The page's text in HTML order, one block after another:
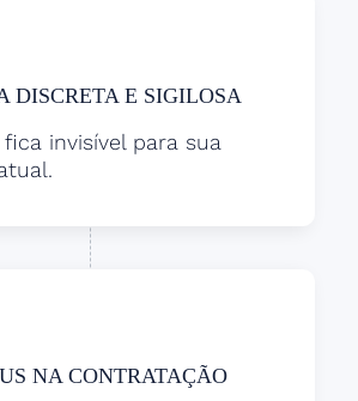
DISCRETA E SIGILOSA
invisível para sua
NA CONTRATAÇÃO